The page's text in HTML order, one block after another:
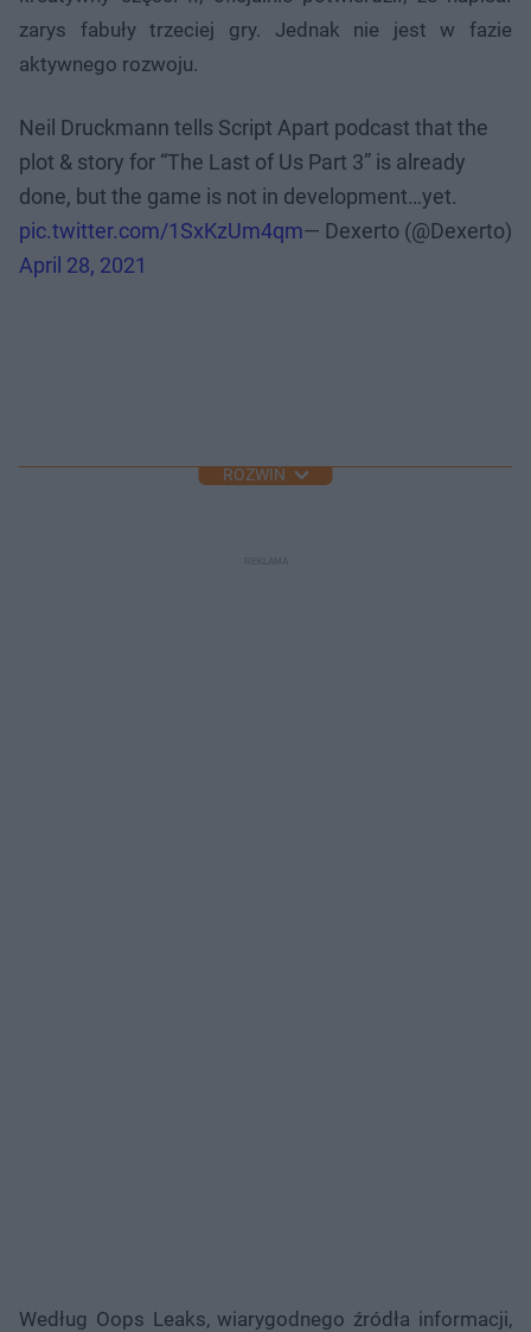
zarys fabuły trzeciej gry. Jednak nie jest w fazie
aktywnego rozwoju.
Neil Druckmann tells Script Apart podcast that the
plot & story for “The Last of Us Part 3” is already
done, but the game is not in development…yet.
pic.twitter.com/1SxKzUm4qm— Dexerto (@Dexerto)
April 28, 2021
ROZWIŃ
Według Oops Leaks, wiarygodnego źródła informacji,